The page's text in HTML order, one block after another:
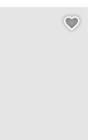
avec GEO,